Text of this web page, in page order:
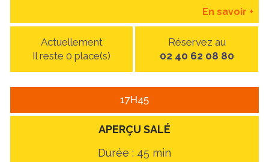
En savoir +
Actuellement
Il reste 0 place(s)
Réservez au
02 40 62 08 80
17H45
APERÇU SALÉ
Durée : 45 min